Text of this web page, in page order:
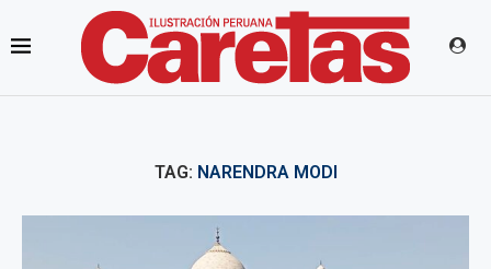
TAG: NARENDRA MODI